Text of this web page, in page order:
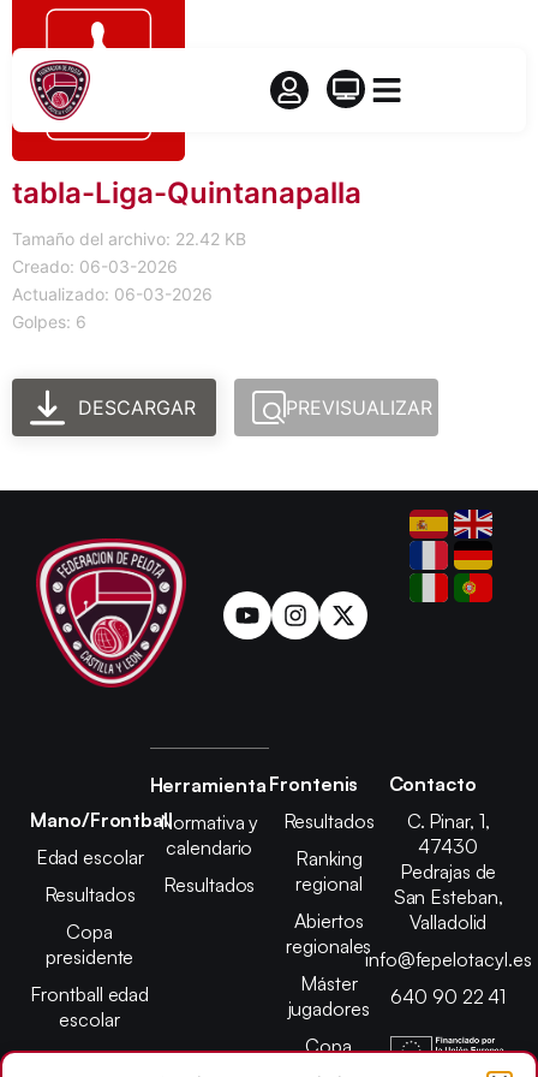
tabla-Liga-Quintanapalla
Tamaño del archivo: 22.42 KB
Creado: 06-03-2026
Actualizado: 06-03-2026
Golpes: 6
DESCARGAR PREVISUALIZAR
Mano/Frontball
Edad escolar
Resultados
Copa
presidente
Frontball edad
escolar
Herramienta
Normativa y
calendario
Resultados
Frontenis
Resultados
Ranking
regional
Abiertos
regionales
Máster
jugadores
Copa
presidente
Contacto
C. Pinar, 1,
47430
Pedrajas de
San Esteban,
Valladolid
info@fepelotacyl.es
640 90 22 41